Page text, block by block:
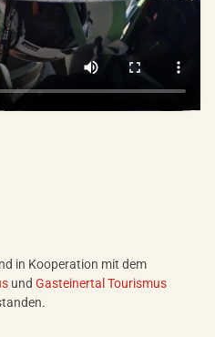
in Kooperation mit dem
und Gasteinertal Tourismus